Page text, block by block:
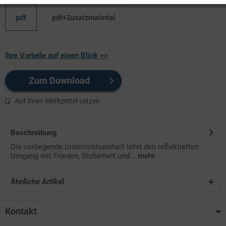
pdf pdf+Zusatzmaterial
Ihre Vorteile auf einen Blick >>
Zum Download
Auf Ihren Merkzettel setzen
Beschreibung
Die vorliegende Unterrichtseinheit lehrt den reflektierten
Umgang mit Frieden, Sicherheit und... mehr
Ähnliche Artikel
Kontakt